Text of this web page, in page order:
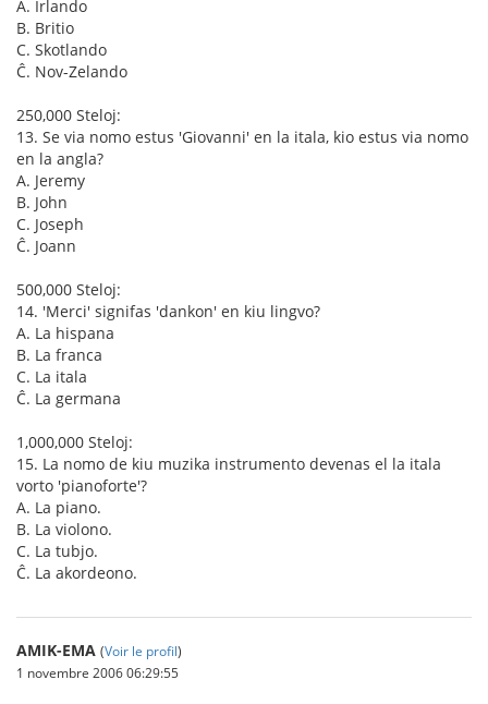
A. Irlando
B. Britio
C. Skotlando
Ĉ. Nov-Zelando
250,000 Steloj:
13. Se via nomo estus 'Giovanni' en la itala, kio estus via nomo
en la angla?
A. Jeremy
B. John
C. Joseph
Ĉ. Joann
500,000 Steloj:
14. 'Merci' signifas 'dankon' en kiu lingvo?
A. La hispana
B. La franca
C. La itala
Ĉ. La germana
1,000,000 Steloj:
15. La nomo de kiu muzika instrumento devenas el la itala
vorto 'pianoforte'?
A. La piano.
B. La violono.
C. La tubjo.
Ĉ. La akordeono.
AMIK-EMA (Voir le profil)
1 novembre 2006 06:29:55